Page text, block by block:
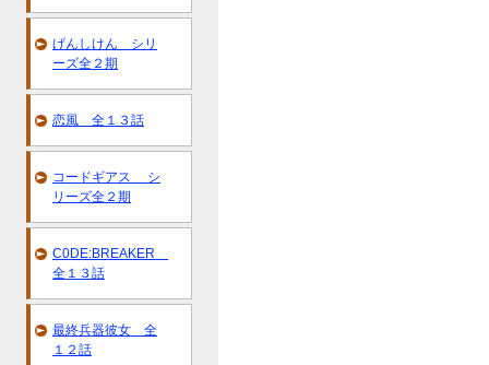
げんしけん シリ
ーズ全２期
恋風 全１３話
コードギアス シ
リーズ全２期
C0DE:BREAKER
全１３話
最終兵器彼女 全
１２話